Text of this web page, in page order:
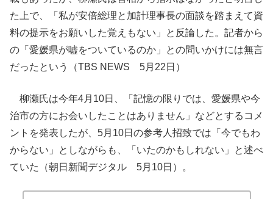
た上で、「私が安倍総理と加計理事長の面談を踏まえて資
料の提示をお願いした覚えもない」と反論した。記者から
の「愛媛県が嘘をついているのか」との問いかけには無言
だったという（TBS NEWS 5月22日）
柳瀬氏は今年4月10日、「記憶の限りでは、愛媛県や今
治市の方にお会いしたことはありません」などとするコメ
ントを発表したが、5月10日の参考人招致では「今でもわ
からない」としながらも、「いたのかもしれない」と述べ
ていた（朝日新聞デジタル 5月10日）。